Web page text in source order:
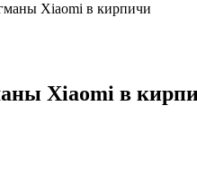
Xiaomi в кирпичи
Xiaomi в